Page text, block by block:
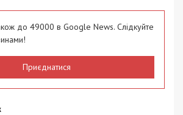
до 49000 в Google News. Слідкуйте
Приєднатися